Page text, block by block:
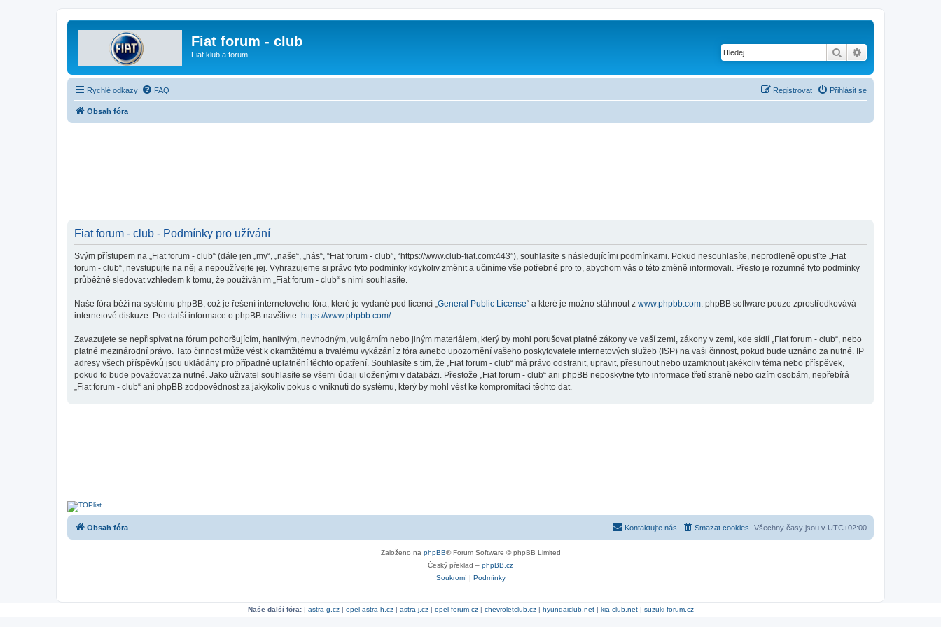
Fiat forum - club
Fiat klub a forum. Hledat
Rychlé odkazy FAQ Přihlásit se
Registrovat
Obsah fóra
Fiat forum - club - Podmínky pro užívání
Svým přístupem na „Fiat forum - club“ (dále jen „my“, „naše“, „nás“, “Fiat forum - club”, “https://www.club-fiat.com:443”), souhlasíte s následujícími podmínkami. Pokud nesouhlasíte, neprodleně opusťte „Fiat
forum - club“, nevstupujte na něj a nepoužívejte jej. Vyhrazujeme si právo tyto podmínky kdykoliv změnit a učiníme vše potřebné pro to, abychom vás o této změně informovali. Přesto je rozumné tyto podmínky
průběžně sledovat vzhledem k tomu, že používáním „Fiat forum - club“ s nimi souhlasíte.
Naše fóra běží na systému phpBB, což je řešení internetového fóra, které je vydané pod licencí „ General Public License“ a které je možno stáhnout z www.phpbb.com . phpBB software pouze zprostředkovává
internetové diskuze. Pro další informace o phpBB navštivte: https://www.phpbb.com/.
Zavazujete se nepřispívat na fórum pohoršujícím, hanlivým, nevhodným, vulgárním nebo jiným materiálem, který by mohl porušovat platné zákony ve vaší zemi, zákony v zemi, kde sídlí „Fiat forum - club“, nebo
platné mezinárodní právo. Tato činnost může vést k okamžitému a trvalému vykázání z fóra a/nebo upozornění vašeho poskytovatele internetových služeb (ISP) na vaši činnost, pokud bude uznáno za nutné. IP
adresy všech příspěvků jsou ukládány pro případné uplatnění těchto opatření. Souhlasíte s tím, že „Fiat forum - club“ má právo odstranit, upravit, přesunout nebo uzamknout jakékoliv téma nebo příspěvek,
pokud to bude považovat za nutné. Jako uživatel souhlasíte se všemi údaji uloženými v databázi. Přestože „Fiat forum - club“ ani phpBB neposkytne tyto informace třetí straně nebo cizím osobám, nepřebírá
„Fiat forum - club“ ani phpBB zodpovědnost za jakýkoliv pokus o vniknutí do systému, který by mohl vést ke kompromitaci těchto dat.
Obsah fóra Všechny časy jsou v UTC+02:00
Smazat cookies
Kontaktujte nás
Založeno na phpBB® Forum Software © phpBB Limited
Český překlad – phpBB.cz
Soukromí| Podmínky
Naše další fóra:| astra-g.cz| opel-astra-h.cz| astra-j.cz| opel-forum.cz| chevroletclub.cz| hyundaiclub.net| kia-club.net| suzuki-forum.cz